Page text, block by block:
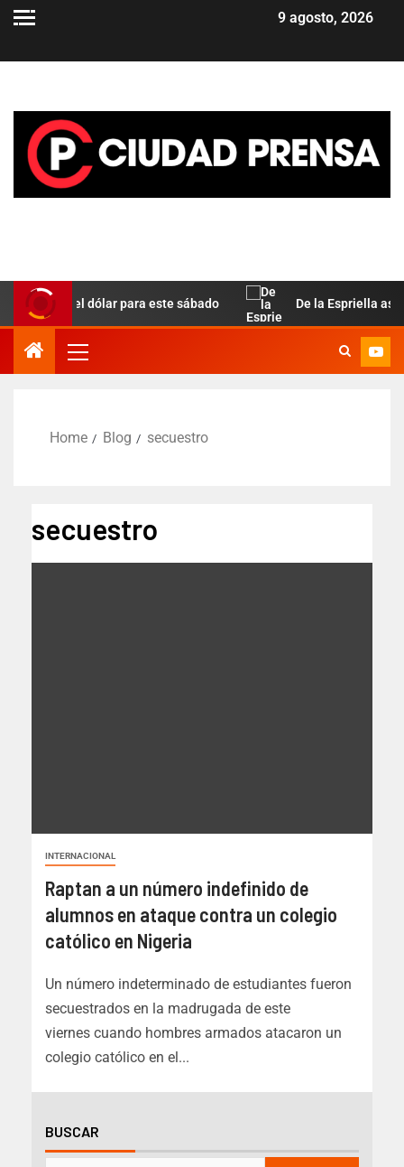
9 agosto, 2026
del dólar para este sábado De la Espriella asume
Home Blog secuestro
secuestro
INTERNACIONAL
Raptan a un número indefinido de
alumnos en ataque contra un colegio
católico en Nigeria
Un número indeterminado de estudiantes fueron
secuestrados en la madrugada de este
viernes cuando hombres armados atacaron un
colegio católico en el...
BUSCAR